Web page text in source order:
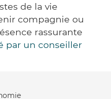
de la vie
compagnie ou
rassurante
par un conseiller